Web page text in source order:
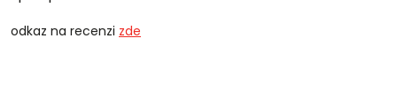
odkaz na recenzi zde